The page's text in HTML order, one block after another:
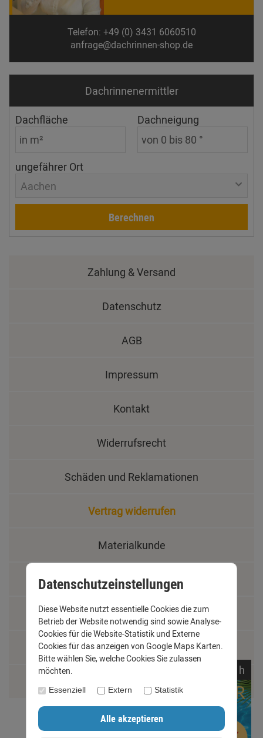
Telefon: +49 (0) 3431 6060510
anfrage@dachrinnen-shop.de
Dachrinnen­ermittler
Dachfläche Dachneigung
ungefährer Ort
Aachen
Berechnen
Zahlung & Versand
Datenschutz
AGB
Impressum
Kontakt
Widerrufsrecht
Schäden und Reklamationen
Vertrag widerrufen
Materialkunde
Fachbegriffe
Jobs
Montage und Installationshilfen
h
Datenschutzeinstellungen
Diese Website nutzt essentielle Cookies die zum
Betrieb der Website notwendig sind sowie Analyse-
Cookies für die Website-Statistik und Externe
Cookies für das anzeigen von Google Maps Karten.
Bitte wählen Sie, welche Cookies Sie zulassen
möchten.
Essenziell Extern Statistik